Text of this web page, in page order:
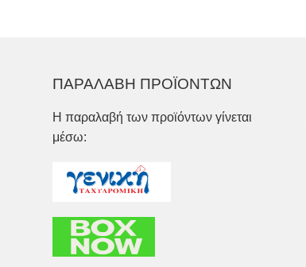
ΠΑΡΑΛΑΒΗ ΠΡΟΪΟΝΤΩΝ
Η παραλαβή των προϊόντων γίνεται
μέσω: